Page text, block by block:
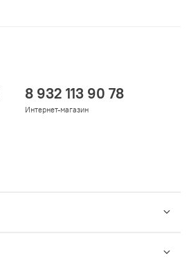
8 932 113 90 78
Интернет-магазин